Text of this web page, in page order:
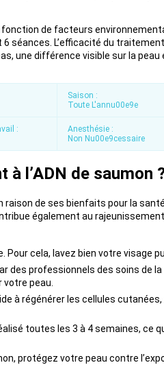
fonction de facteurs
séances. L’efficacité du
une différence visible sur la
Saison :
Toute L'annu00e9e
:
Anesthésie :
Non Nu00e9cessaire
l’ADN de saumon
de ses bienfaits pour la
également au
Pour cela, lavez bien votre visage
des professionnels des soins de
votre peau.
à régénérer les cellules
toutes les 3 à 4 semaines, ce
protégez votre peau contre